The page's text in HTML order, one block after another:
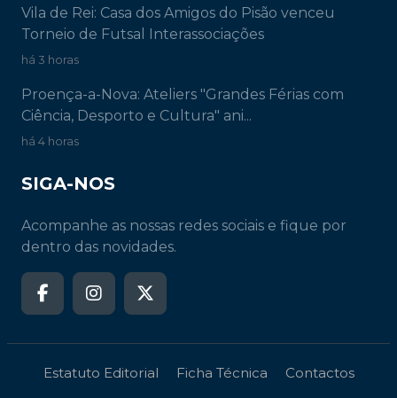
Vila de Rei: Casa dos Amigos do Pisão venceu
Torneio de Futsal Interassociações
há 3 horas
Proença-a-Nova: Ateliers "Grandes Férias com
Ciência, Desporto e Cultura" ani...
há 4 horas
SIGA-NOS
Acompanhe as nossas redes sociais e fique por
dentro das novidades.
Estatuto Editorial Ficha Técnica
Contactos